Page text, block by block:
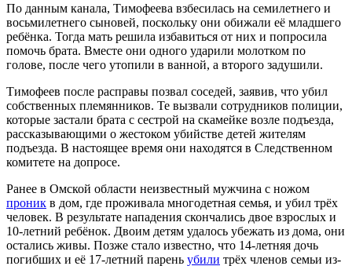
По данным канала, Тимофеева взбесилась на семилетнего и
восьмилетнего сыновей, поскольку они обижали её младшего
ребёнка. Тогда мать решила избавиться от них и попросила
помочь брата. Вместе они одного ударили молотком по
голове, после чего утопили в ванной, а второго задушили.
Тимофеев после расправы позвал соседей, заявив, что убил
собственных племянников. Те вызвали сотрудников полиции,
которые застали брата с сестрой на скамейке возле подъезда,
рассказывающими о жестоком убийстве детей жителям
подъезда. В настоящее время они находятся в Следственном
комитете на допросе.
Ранее в Омской области неизвестный мужчина с ножом
проник в дом, где проживала многодетная семья, и убил трёх
человек. В результате нападения скончались двое взрослых и
10-летний ребёнок. Двоим детям удалось убежать из дома, они
остались живы. Позже стало известно, что 14-летняя дочь
погибших и её 17-летний парень убили трёх членов семьи из-